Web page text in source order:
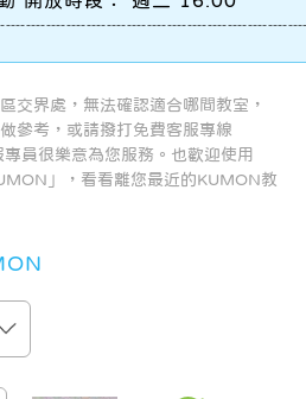
交界處，無法確認適合哪間教室，
參考，或請撥打免費客服專線
員很樂意為您服務。也歡迎使用
」，看看離您最近的KUMON教